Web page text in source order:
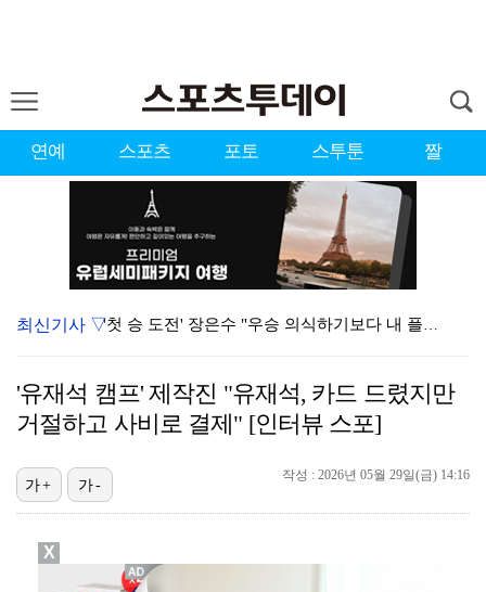
연예 스포츠 포토 스투툰 짤
'첫 승 도전' 장은수 "우승 의식하기보다 내 플레이에…
에스파, 고척돔 입성…공연 시작 40분 만에 첫 인사 …
[ST포토] 이강인, 환하게 웃으며
[ST포토] 이강인, 이적 후 밝아진 얼굴
최신기사 ▽
'유재석 캠프' 제작진 "유재석, 카드 드렸지만
거절하고 사비로 결제" [인터뷰 스포]
작성 : 2026년 05월 29일(금) 14:16
가+ 가-
X